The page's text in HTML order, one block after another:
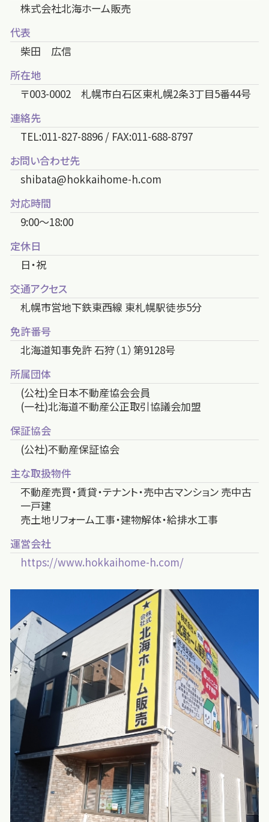
株式会社北海ホーム販売
代表
柴田 広信
所在地
〒003-0002 札幌市白石区東札幌2条3丁目5番44号
連絡先
TEL:011-827-8896 / FAX:011-688-8797
お問い合わせ先
shibata@hokkaihome-h.com
対応時間
9:00～18:00
定休日
日・祝
交通アクセス
札幌市営地下鉄東西線 東札幌駅徒歩5分
免許番号
北海道知事免許 石狩（１）第9128号
所属団体
(公社)全日本不動産協会会員
(一社)北海道不動産公正取引協議会加盟
保証協会
(公社)不動産保証協会
主な取扱物件
不動産売買・賃貸・テナント・売中古マンション 売中古
一戸建
売土地リフォーム工事・建物解体・給排水工事
運営会社
https://www.hokkaihome-h.com/